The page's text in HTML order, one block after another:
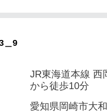
＿9
JR東海道本線 西
から徒歩10分
愛知県岡崎市大